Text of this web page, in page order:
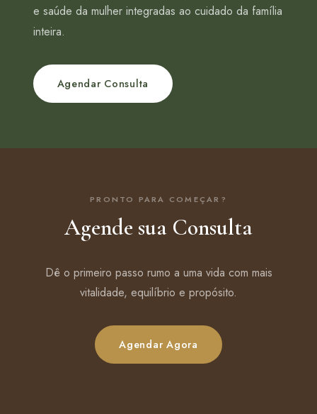
e saúde da mulher integradas ao cuidado da família
inteira.
Agendar Consulta
PRONTO PARA COMEÇAR?
Agende sua Consulta
Dê o primeiro passo rumo a uma vida com mais
vitalidade, equilíbrio e propósito.
Agendar Agora